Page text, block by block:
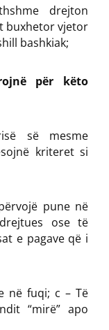
drejton
buxhetor vjetor
bashkiak;
për këto
së mesme
kriteret si
pune në
ose të
e pagave që i
në fuqi; c – Të
“mirë” apo